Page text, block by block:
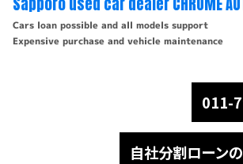
Cars loan possible and all models support
Expensive purchase and vehicle maintenance
011-
自社分割ローンの